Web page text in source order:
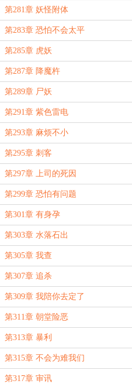
第281章 妖怪附体
第283章 恐怕不会太平
第285章 虎妖
第287章 降魔杵
第289章 尸妖
第291章 紫色雷电
第293章 麻烦不小
第295章 刺客
第297章 上司的死因
第299章 恐怕有问题
第301章 有身孕
第303章 水落石出
第305章 我查
第307章 追杀
第309章 我陪你去定了
第311章 朝堂险恶
第313章 暴利
第315章 不会为难我们
第317章 审讯